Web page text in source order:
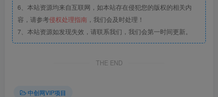
6、本站资源均来自互联网，如本站存在侵犯您的版权的相关内
容，请参考侵权处理指南 ，我们会及时处理！
7、本站资源如发现失效，请联系我们，我们会第一时间更新。
THE END
中创网VIP项目